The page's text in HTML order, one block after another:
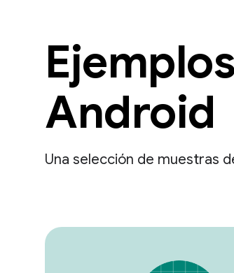
Android
Una selección de muestras